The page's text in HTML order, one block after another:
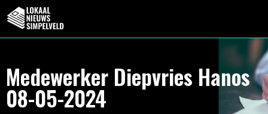
Medewerker Diepvries Hanos
08-05-2024